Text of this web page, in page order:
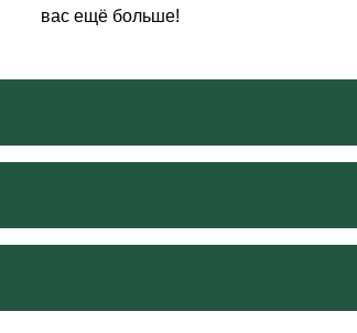
вас ещё больше!